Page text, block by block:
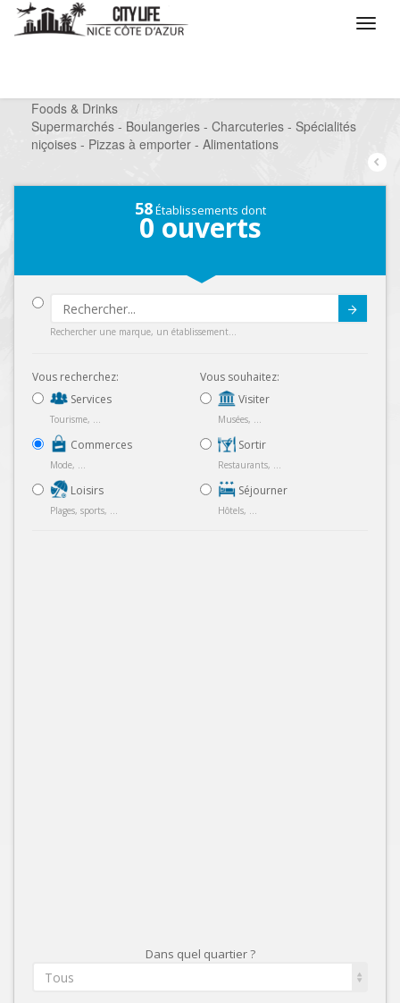
Foods & Drinks
/
Supermarchés - Boulangeries - Charcuteries - Spécialités
niçoises - Pizzas à emporter - Alimentations
58Établissements dont
0 ouverts
Rechercher une marque, un établissement...
Vous recherchez:
Services
Tourisme, ...
Commerces
Mode, ...
Loisirs
Plages, sports, ...
Vous souhaitez:
Visiter
Musées, ...
Sortir
Restaurants, ...
Séjourner
Hôtels, ...
Dans quel quartier ?
Tous